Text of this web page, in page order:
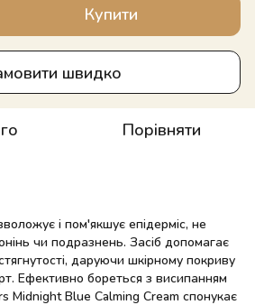
Купити
швидко
Порівняти
і пом'якшує епідерміс, не
чи подразнень. Засіб допомагає
даруючи шкірному покриву
Ефективно бореться з висипанням
Midnight Blue Calming Cream спонукає